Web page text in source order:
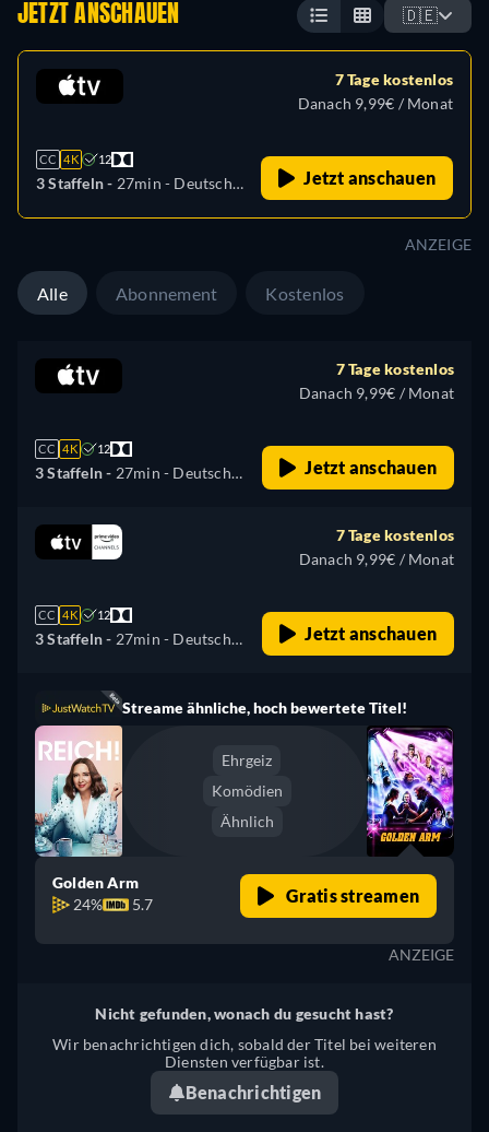
JETZT ANSCHAUEN 🇩🇪
CC 4K 12
3 Staffeln - 27min - Deutsch,
Russisch
7 Tage kostenlos
Danach 9,99€ / Monat
Jetzt anschauen
ANZEIGE
Alle Abonnement Kostenlos
CC 4K 12
3 Staffeln - 27min - Deutsch,
Französisch, Italienisch,
Japanisch, Portugiesisch,
7 Tage kostenlos
Danach 9,99€ / Monat
Jetzt anschauen
CC 4K 12
3 Staffeln - 27min - Deutsch,
Französisch, Italienisch,
Japanisch, Portugiesisch,
Russisch
7 Tage kostenlos
Danach 9,99€ / Monat
Jetzt anschauen
Streame ähnliche, hoch bewertete Titel!
Ehrgeiz
Komödien
Ähnlich
Golden Arm
24%
5.7 Gratis streamen
ANZEIGE
Nicht gefunden, wonach du gesucht hast?
Wir benachrichtigen dich, sobald der Titel bei weiteren
Diensten verfügbar ist.
Benachrichtigen